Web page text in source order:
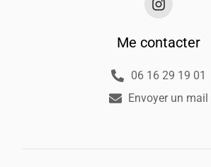
Me contacter
06 16 29 19 01
Envoyer un mail